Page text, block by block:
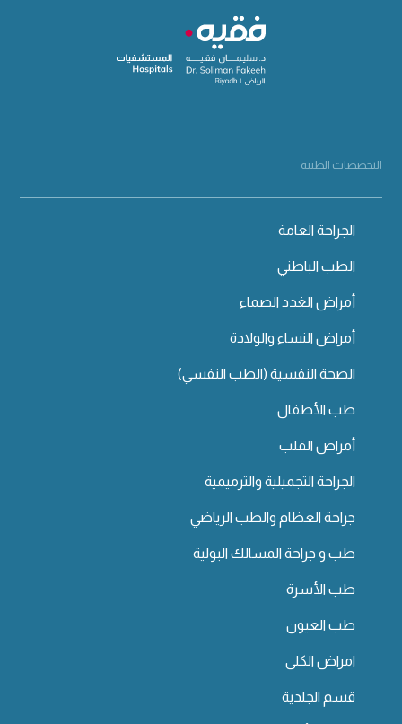
التخصصات الطبية
الجراحة العامة
الطب الباطني
أمراض الغدد الصماء
أمراض النساء والولادة
الصحة النفسية (الطب النفسي)
طب الأطفال
أمراض القلب
الجراحة التجميلية والترميمية
جراحة العظام والطب الرياضي
طب و جراحة المسالك البولية
طب الأسرة
طب العيون
امراض الكلى
قسم الجلدية